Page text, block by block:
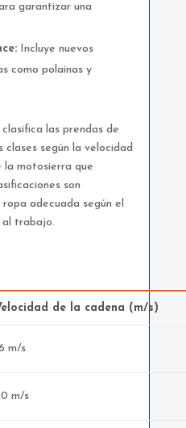
garantizar una
Incluye nuevos
como polainas y
las prendas de
según la velocidad
la motosierra que
son
adecuada según el
al trabajo.
de la cadena (m/s)
m/s
m/s